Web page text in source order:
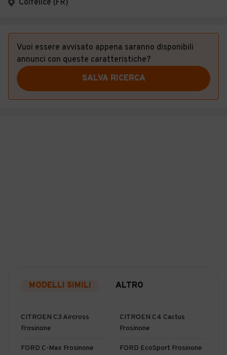
Colfelice (FR)
Vuoi essere avvisato appena saranno disponibili
annunci con queste caratteristiche?
SALVA RICERCA
MODELLI SIMILI ALTRO
CITROEN C3 Aircross
Frosinone
CITROEN C4 Cactus
Frosinone
FORD C-Max Frosinone FORD EcoSport Frosinone